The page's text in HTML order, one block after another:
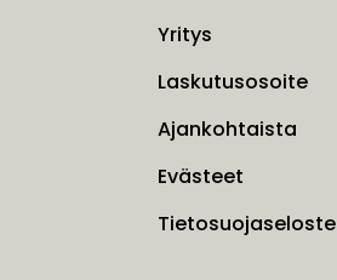
Yritys
Laskutusosoite
Ajankohtaista
Evästeet
Tietosuojaseloste